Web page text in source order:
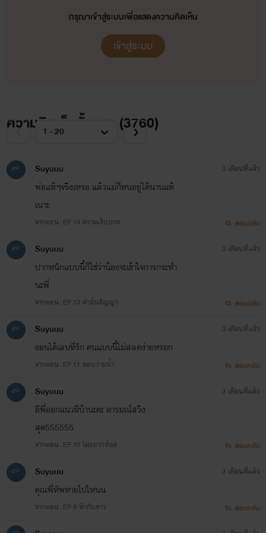
กรุณาเข้าสู่ระบบเพื่อแสดงความคิดเห็น
เข้าสู่ระบบ
ความคิดเห็นทั้งหมด (3760)
Suyuuu
พ่อแท้ๆจริงเหรอ แล้วแม่ก็ทนอยู่ได้นานแท้
เนาะ
จากตอน: EP.14 ความเจ็บปวด
3 เดือนที่แล้ว
ตอบกลับ
Suyuuu
ปากหนักแบบนี้ก็ใช่ว่าน้องจะเข้าใจการกระทำ
นะพี่
จากตอน: EP.13 คำมั่นสัญญา
3 เดือนที่แล้ว
ตอบกลับ
Suyuuu
งอนได้เลบที่รัก คนแบบนี้ไม่สลดง่ายหรอก
จากตอน: EP.11 สอนว่ายน้ำ
3 เดือนที่แล้ว
ตอบกลับ
Suyuuu
อีพี่ออกแนวผีบ้านะคะ อารมณ์สวิง
สุด555555
จากตอน: EP.10 ไม่อยากท้อง
3 เดือนที่แล้ว
ตอบกลับ
Suyuuu
คุณพี่ทัพหายไปไหนน
จากตอน: EP.9 ฟ้ากับดาว
3 เดือนที่แล้ว
ตอบกลับ